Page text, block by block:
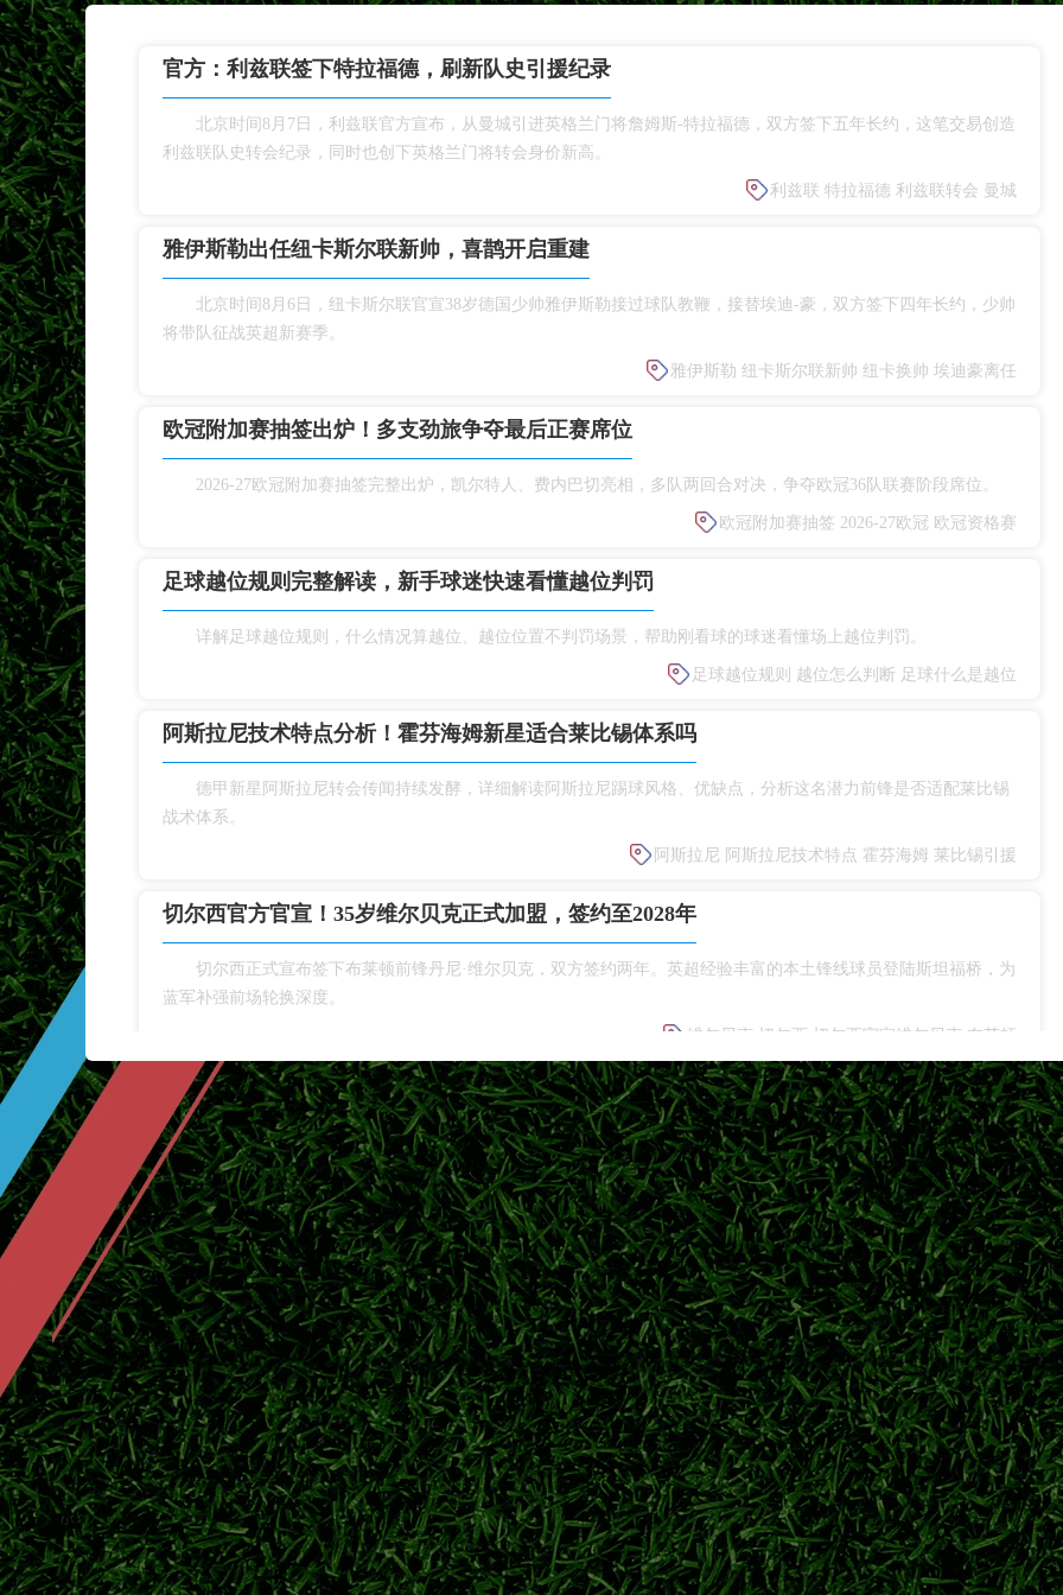
官方：利兹联签下特拉福德，刷新队史引援纪录
北京时间8月7日，利兹联官方宣布，从曼城引进英格兰门将詹姆斯‑特拉福德，双方签下五年长约，这笔交易创造
利兹联队史转会纪录，同时也创下英格兰门将转会身价新高。
利兹联 特拉福德 利兹联转会 曼城
雅伊斯勒出任纽卡斯尔联新帅，喜鹊开启重建
北京时间8月6日，纽卡斯尔联官宣38岁德国少帅雅伊斯勒接过球队教鞭，接替埃迪‑豪，双方签下四年长约，少帅
将带队征战英超新赛季。
雅伊斯勒 纽卡斯尔联新帅 纽卡换帅 埃迪豪离任
欧冠附加赛抽签出炉！多支劲旅争夺最后正赛席位
2026‑27欧冠附加赛抽签完整出炉，凯尔特人、费内巴切亮相，多队两回合对决，争夺欧冠36队联赛阶段席位。
欧冠附加赛抽签 2026‑27欧冠 欧冠资格赛
足球越位规则完整解读，新手球迷快速看懂越位判罚
详解足球越位规则，什么情况算越位、越位位置不判罚场景，帮助刚看球的球迷看懂场上越位判罚。
足球越位规则 越位怎么判断 足球什么是越位
阿斯拉尼技术特点分析！霍芬海姆新星适合莱比锡体系吗
德甲新星阿斯拉尼转会传闻持续发酵，详细解读阿斯拉尼踢球风格、优缺点，分析这名潜力前锋是否适配莱比锡
战术体系。
阿斯拉尼 阿斯拉尼技术特点 霍芬海姆 莱比锡引援
切尔西官方官宣！35岁维尔贝克正式加盟，签约至2028年
切尔西正式宣布签下布莱顿前锋丹尼·维尔贝克，双方签约两年。英超经验丰富的本土锋线球员登陆斯坦福桥，为
蓝军补强前场轮换深度。
维尔贝克 切尔西 切尔西官宣维尔贝克 布莱顿
阿森纳持续追逐吉马良斯！两家俱乐部重启转会谈判
据转会专家罗马诺消息，阿森纳再次与纽卡斯尔联展开磋商，全力推进布鲁诺·吉马良斯转会，巴西中场有意加盟
枪手。
阿森纳 吉马良斯 布鲁诺·吉马良斯 纽卡
5200万镑！拉克鲁瓦登陆切尔西 蓝军补强后防
北京时间7月30日切尔西官宣，水晶宫中卫马克尚斯·拉克鲁瓦正式转会斯坦福桥，转会费5200万英镑，签约至
2032年。
拉克鲁瓦加盟切尔西 马克尚斯·拉克鲁瓦 切尔西夏窗引援 切尔西后卫
2026/27意甲什么时候开赛？北京时间、参赛球队、总轮次汇
2026/27赛季意甲正式开赛时间公布，国内观赛北京时间、参赛球队、国家队休赛、圣诞休赛一文看懂。
意甲新赛季开赛日期 2026/27意甲赛程节点 意甲升班马 意甲